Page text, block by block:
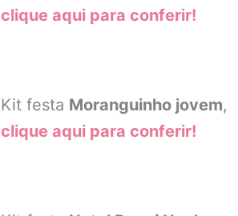
clique aqui para conferir!
Kit festa Moranguinho jovem,
clique aqui para conferir!